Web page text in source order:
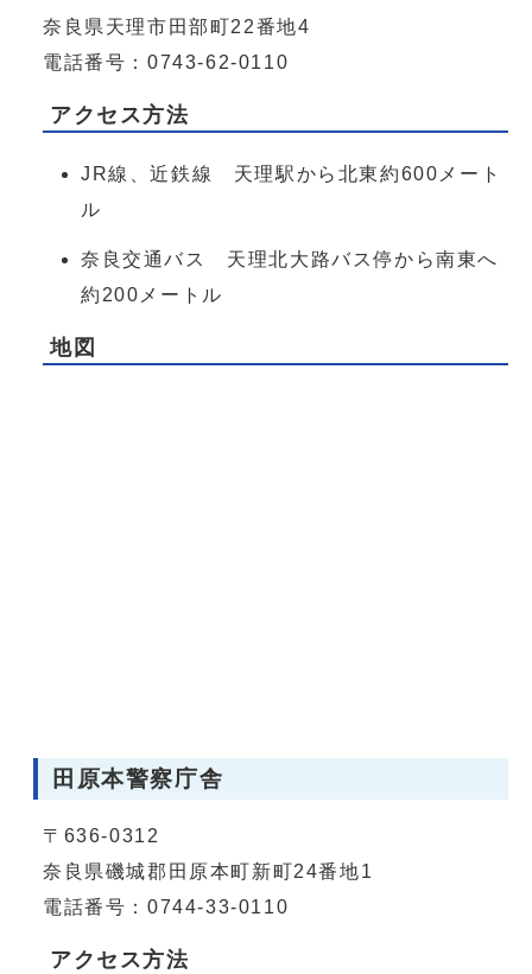
奈良県天理市田部町22番地4
電話番号：0743-62-0110
アクセス方法
JR線、近鉄線 天理駅から北東約600メート
ル
奈良交通バス 天理北大路バス停から南東へ
約200メートル
地図
田原本警察庁舎
〒636-0312
奈良県磯城郡田原本町新町24番地1
電話番号：0744-33-0110
アクセス方法